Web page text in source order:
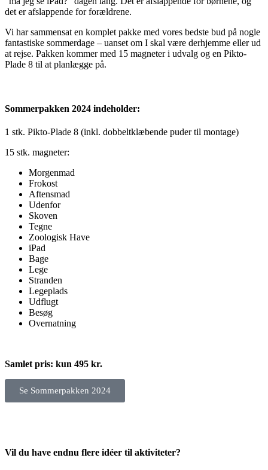
det er afslappende for forældrene.
Vi har sammensat en komplet pakke med vores bedste bud på nogle
fantastiske sommerdage – uanset om I skal være derhjemme eller ud
at rejse. Pakken kommer med 15 magneter i udvalg og en Pikto-
Plade 8 til at planlægge på.
Sommerpakken 2024 indeholder:
1 stk. Pikto-Plade 8 (inkl. dobbeltklæbende puder til montage)
15 stk. magneter:
Morgenmad
Frokost
Aftensmad
Udenfor
Skoven
Tegne
Zoologisk Have
iPad
Bage
Lege
Stranden
Legeplads
Udflugt
Besøg
Overnatning
Samlet pris: kun 495 kr.
Se Sommerpakken 2024
Vil du have endnu flere idéer til aktiviteter?